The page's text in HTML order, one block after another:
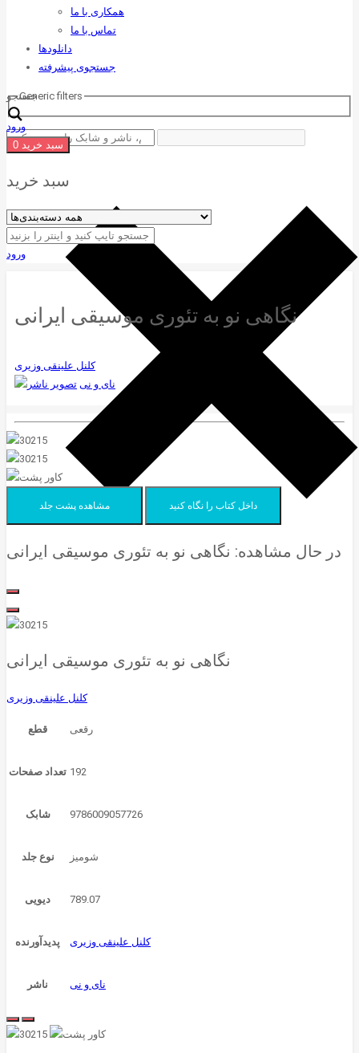
همکاری با ما
تماس با ما
دانلودها
جستجوی پیشرفته
جستجو
Generic filters
ورود
سبد خرید 0
سبد خرید
ورود
نگاهی نو به تئوری موسیقی ایرانی
کلنل علینقی وزیری
نای و نی
مشاهده پشت جلد داخل کتاب را نگاه کنید
در حال مشاهده: نگاهی نو به تئوری موسیقی ایرانی
نگاهی نو به تئوری موسیقی ایرانی
کلنل علینقی وزیری
قطع
تعداد صفحات 192
شابک 9786009057726
نوع جلد شومیز
دیویی 789.07
پدیدآورنده کلنل علینقی وزیری
ناشر نای و نی